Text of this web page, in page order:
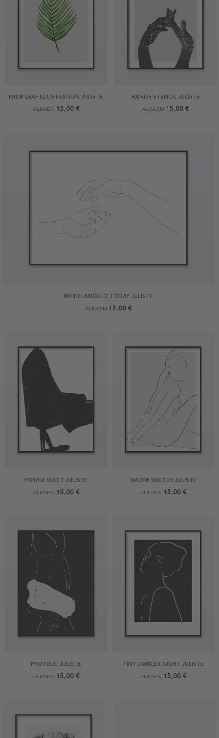
PALM LEAF ILLUSTRATION JULISTE
ALKAEN 15,00 €
HANDS STENCIL JULISTE
ALKAEN 15,00 €
MICHELANGELO TODAY JULISTE
ALKAEN 15,00 €
POWER SUIT 3 JULISTE
ALKAEN 15,00 €
NAOMI SKETCH JULISTE
ALKAEN 15,00 €
PROTECC JULISTE
ALKAEN 15,00 €
TINY DANCER NIGHT JULISTE
ALKAEN 15,00 €